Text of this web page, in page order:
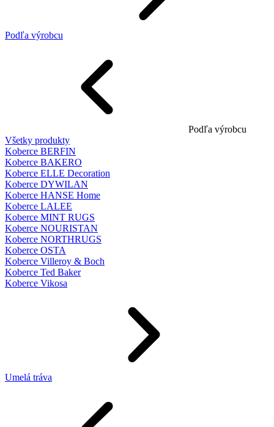
Podľa výrobcu
Podľa výrobcu
Všetky produkty
Koberce BERFIN
Koberce BAKERO
Koberce ELLE Decoration
Koberce DYWILAN
Koberce HANSE Home
Koberce LALEE
Koberce MINT RUGS
Koberce NOURISTAN
Koberce NORTHRUGS
Koberce OSTA
Koberce Villeroy & Boch
Koberce Ted Baker
Koberce Vikosa
Umelá tráva